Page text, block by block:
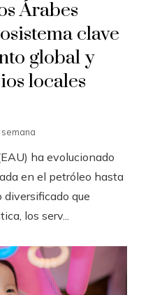
Árabes
clave
global y
locales
ha evolucionado
en el petróleo hasta
que
los serv...